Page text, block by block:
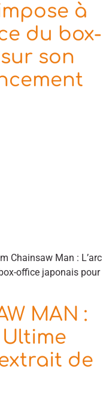
à
du box-
son
Chainsaw Man : L’arc
office japonais pour
MAN :
Ultime
de